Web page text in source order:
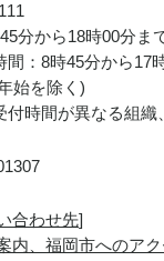
分から18時00分ま
：8時45分から17
始を除く)
時間が異なる組織
合わせ先]
内、福岡市へのアク